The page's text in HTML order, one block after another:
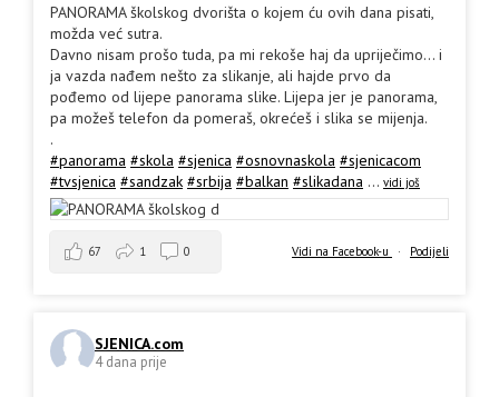
PANORAMA školskog dvorišta o kojem ću ovih dana pisati,
možda već sutra.
Davno nisam prošo tuda, pa mi rekoše haj da upriječimo... i
ja vazda nađem nešto za slikanje, ali hajde prvo da
pođemo od lijepe panorama slike. Lijepa jer je panorama,
pa možeš telefon da pomeraš, okrećeš i slika se mijenja.
.
#panorama #skola #sjenica #osnovnaskola #sjenicacom
#tvsjenica #sandzak #srbija #balkan #slikadana ... vidi još
Vidi na Facebook-u · Podijeli
67 1 0
SJENICA.com
4 dana prije